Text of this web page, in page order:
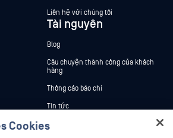
Liên hệ với chúng tôi
Tài nguyên
Blog
Câu chuyện thành công của khách
hàng
Thông cáo báo chí
Tin tức
Sự kiện
Cookies